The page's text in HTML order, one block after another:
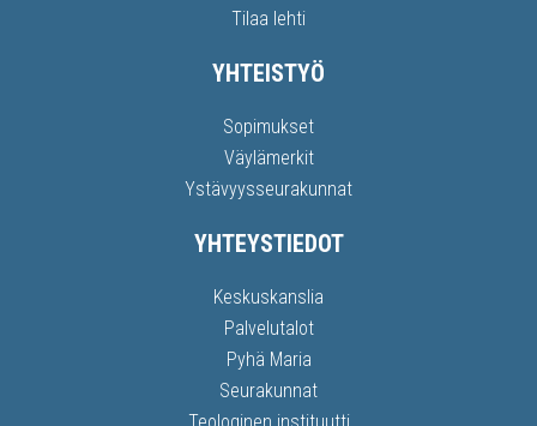
Tilaa lehti
YHTEISTYÖ
Sopimukset
Väylämerkit
Ystävyysseurakunnat
YHTEYSTIEDOT
Keskuskanslia
Palvelutalot
Pyhä Maria
Seurakunnat